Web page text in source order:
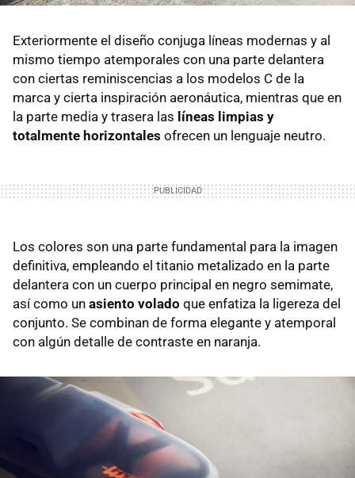
Exteriormente el diseño conjuga líneas modernas y al
mismo tiempo atemporales con una parte delantera
con ciertas reminiscencias a los modelos C de la
marca y cierta inspiración aeronáutica, mientras que en
la parte media y trasera las líneas limpias y
totalmente horizontales ofrecen un lenguaje neutro.
Los colores son una parte fundamental para la imagen
definitiva, empleando el titanio metalizado en la parte
delantera con un cuerpo principal en negro semimate,
así como un asiento volado que enfatiza la ligereza del
conjunto. Se combinan de forma elegante y atemporal
con algún detalle de contraste en naranja.